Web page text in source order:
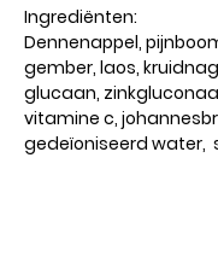
Ingrediënten:
Dennenappel,
gember, laos,
glucaan,
vitamine c,
gedeïoniseerd water,